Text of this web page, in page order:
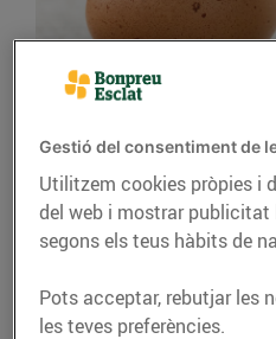
CONSELLS I HÀBITS
Diferents
cuinar els
Gestió del consentiment de
Utilitzem cookies pròpies i
del web i mostrar publicitat
segons els teus hàbits de
Pots acceptar, rebutjar les
les teves preferències.